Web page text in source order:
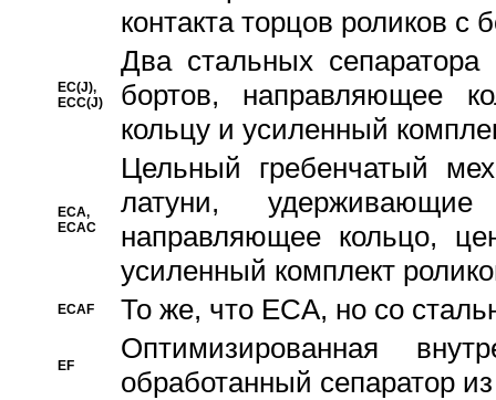
контакта торцов роликов с
EC(J),
ECC(J)
Два стальных сепаратора
бортов, направляющее
кольцу и усиленный
ECA,
ECAC
Цельный гребенчатый
латуни,
направляющее кольцо,
усиленный комплект
ECAF То же, что ECA, но со
EF
Оптимизированная
обработанный сепаратор